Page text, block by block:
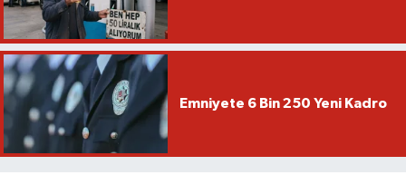
Emniyete 6 Bin 250 Yeni Kadro